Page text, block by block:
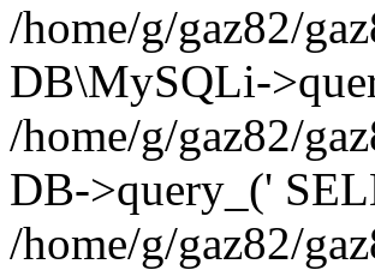
/home/g/gaz82/
DB\MySQLi-
/home/g/gaz82/
DB->query_('
/home/g/gaz82/